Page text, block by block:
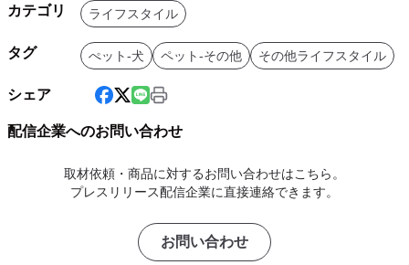
カテゴリ ライフスタイル
タグ ぺット-犬 ペット-その他 その他ライフスタイル
シェア
配信企業へのお問い合わせ
取材依頼・商品に対するお問い合わせはこちら。
プレスリリース配信企業に直接連絡できます。
お問い合わせ